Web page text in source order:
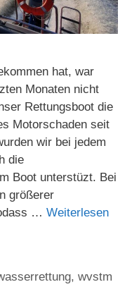
hat, war
Monaten nicht
Rettungsboot die
Motorschaden seit
wir bei jedem
die
Boot unterstüzt. Bei
größerer
… Weiterlesen
,wvstm